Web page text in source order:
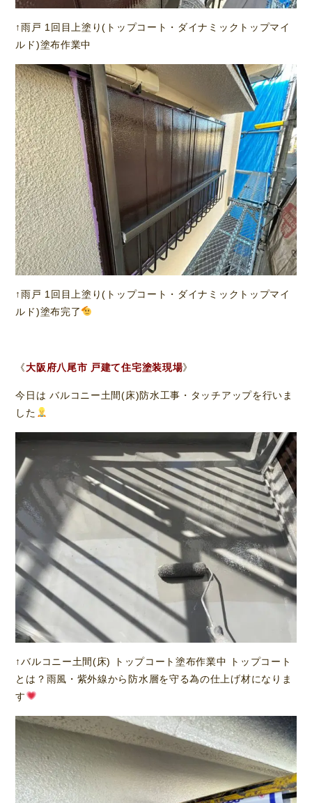
↑雨戸 1回目上塗り(トップコート・ダイナミックトップマイ
ルド)塗布作業中
↑雨戸 1回目上塗り(トップコート・ダイナミックトップマイ
ルド)塗布完了
《大阪府八尾市 戸建て住宅塗装現場》
今日は バルコニー土間(床)防水工事・タッチアップを行いま
した
↑バルコニー土間(床) トップコート塗布作業中 トップコート
とは？雨風・紫外線から防水層を守る為の仕上げ材になりま
す